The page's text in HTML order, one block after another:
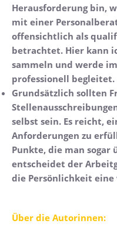
Herausforderung bin,
mit einer
offensichtlich als
betrachtet. Hier kann
sammeln und werde
professionell begleitet.
Grundsätzlich sollten
selbst sein. Es reicht,
Anforderungen zu
Punkte, die man sogar
entscheidet der
die Persönlichkeit eine
Über die Autorinnen: